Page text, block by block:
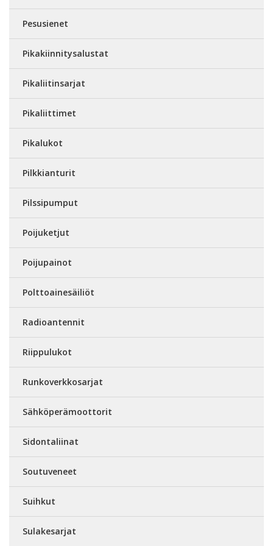
Pesusienet
Pikakiinnitysalustat
Pikaliitinsarjat
Pikaliittimet
Pikalukot
Pilkkianturit
Pilssipumput
Poijuketjut
Poijupainot
Polttoainesäiliöt
Radioantennit
Riippulukot
Runkoverkkosarjat
Sähköperämoottorit
Sidontaliinat
Soutuveneet
Suihkut
Sulakesarjat